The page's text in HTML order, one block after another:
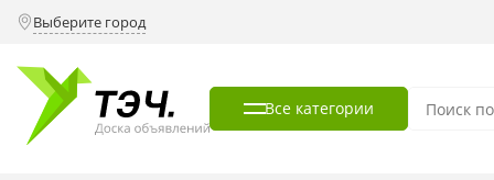
Выберите город
Все категории